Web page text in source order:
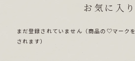
お気に入り
まだ登録されていません（商品の♡マーク
されます）